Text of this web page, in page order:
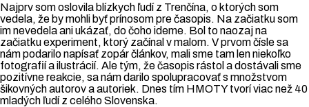
Najprv som oslovila blízkych ľudí z Trenčína, o ktorých som
vedela, že by mohli byť prínosom pre časopis. Na začiatku som
im nevedela ani ukázať, do čoho ideme. Bol to naozaj na
začiatku experiment, ktorý začínal v malom. V prvom čísle sa
nám podarilo napísať zopár článkov, mali sme tam len niekoľko
fotografií a ilustrácií. Ale tým, že časopis rástol a dostávali sme
pozitívne reakcie, sa nám darilo spolupracovať s množstvom
šikovných autorov a autoriek. Dnes tím HMOTY tvorí viac než 40
mladých ľudí z celého Slovenska.